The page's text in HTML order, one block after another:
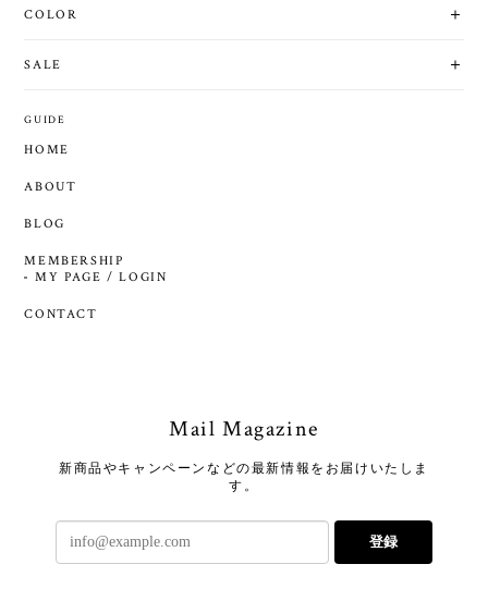
COLOR
SALE
GUIDE
HOME
ABOUT
BLOG
MEMBERSHIP
MY PAGE / LOGIN
CONTACT
Mail Magazine
新商品やキャンペーンなどの最新情報をお届けいたしま
す。
登録